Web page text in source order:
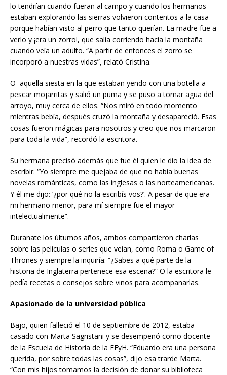
lo tendrían cuando fueran al campo y cuando los hermanos
estaban explorando las sierras volvieron contentos a la casa
porque habían visto al perro que tanto querían. La madre fue a
verlo y ¡era un zorro!, que salía corriendo hacia la montaña
cuando veía un adulto. “A partir de entonces el zorro se
incorporó a nuestras vidas”, relató Cristina.
O aquella siesta en la que estaban yendo con una botella a
pescar mojarritas y salió un puma y se puso a tomar agua del
arroyo, muy cerca de ellos. “Nos miró en todo momento
mientras bebía, después cruzó la montaña y desapareció. Esas
cosas fueron mágicas para nosotros y creo que nos marcaron
para toda la vida”, recordó la escritora.
Su hermana precisó además que fue él quien le dio la idea de
escribir. “Yo siempre me quejaba de que no había buenas
novelas románticas, como las inglesas o las norteamericanas.
Y él me dijo: ‘¿por qué no la escribís vos?’. A pesar de que era
mi hermano menor, para mí siempre fue el mayor
intelectualmente”.
Duranate los últumos años, ambos compartíeron charlas
sobre las películas o series que veían, como Roma o Game of
Thrones y siempre la inquiría: “¿Sabes a qué parte de la
historia de Inglaterra pertenece esa escena?” O la escritora le
pedía recetas o consejos sobre vinos para acompañarlas.
Apasionado de la universidad pública
Bajo, quien falleció el 10 de septiembre de 2012, estaba
casado con Marta Sagristani y se desempeñó como docente
de la Escuela de Historia de la FFyH. “Eduardo era una persona
querida, por sobre todas las cosas”, dijo esa trarde Marta.
“Con mis hijos tomamos la decisión de donar su biblioteca